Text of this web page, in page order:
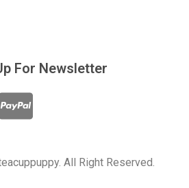
For Newsletter
All Right Reserved.